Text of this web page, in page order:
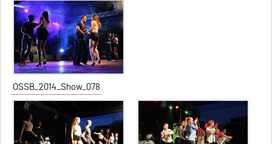
OSSB_2014_Show_078